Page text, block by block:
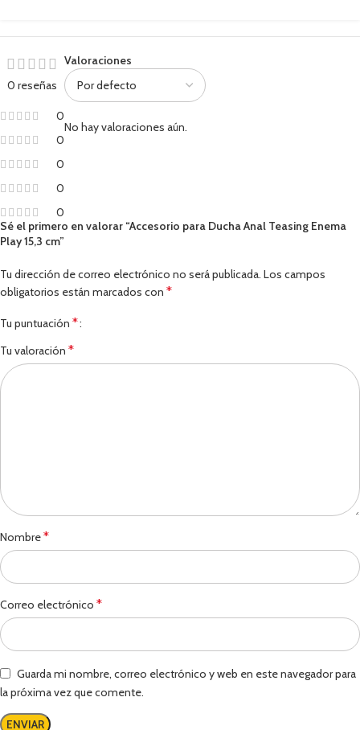
0 reseñas
0
0
0
0
0
Valoraciones
No hay valoraciones aún.
Sé el primero en valorar “Accesorio para Ducha Anal Teasing Enema
Play 15,3 cm”
Tu dirección de correo electrónico no será publicada. Los campos
obligatorios están marcados con *
Tu puntuación *
Tu valoración *
Nombre*
Correo electrónico *
Guarda mi nombre, correo electrónico y web en este navegador para
la próxima vez que comente.